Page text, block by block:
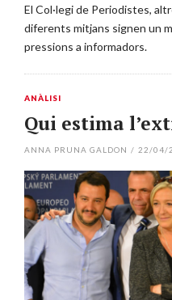
El Col·legi de Periodistes,
diferents mitjans signen un
pressions a informadors.
ANÀLISI
Qui estima
ANNA PRUNA GALDON / 22/04/